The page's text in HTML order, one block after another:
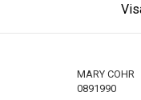
MARY COHR
0891990